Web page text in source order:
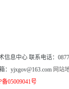
息中心 联系电话：
：yjxgov@163.com 网站
备05009041号